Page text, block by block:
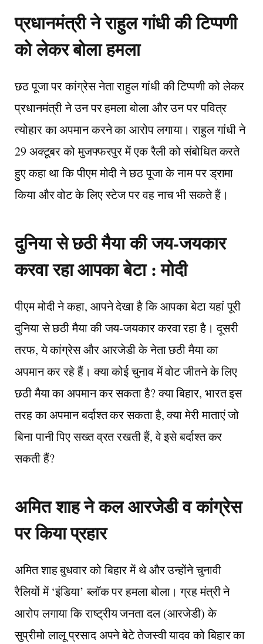
प्रधानमंत्री ने राहुल गांधी की टिप्पणी
को लेकर बोला हमला
छठ पूजा पर कांग्रेस नेता राहुल गांधी की टिप्पणी को लेकर
प्रधानमंत्री ने उन पर हमला बोला और उन पर पवित्र
त्योहार का अपमान करने का आरोप लगाया। राहुल गांधी ने
29 अक्टूबर को मुजफ्फरपुर में एक रैली को संबोधित करते
हुए कहा था कि पीएम मोदी ने छठ पूजा के नाम पर ड्रामा
किया और वोट के लिए स्टेज पर वह नाच भी सकते हैं।
दुनिया से छठी मैया की जय-जयकार
करवा रहा आपका बेटा : मोदी
पीएम मोदी ने कहा, आपने देखा है कि आपका बेटा यहां पूरी
दुनिया से छठी मैया की जय-जयकार करवा रहा है। दूसरी
तरफ, ये कांग्रेस और आरजेडी के नेता छठी मैया का
अपमान कर रहे हैं। क्या कोई चुनाव में वोट जीतने के लिए
छठी मैया का अपमान कर सकता है? क्या बिहार, भारत इस
तरह का अपमान बर्दाश्त कर सकता है, क्या मेरी माताएं जो
बिना पानी पिए सख्त व्रत रखती हैं, वे इसे बर्दाश्त कर
सकती हैं?
अमित शाह ने कल आरजेडी व कांग्रेस
पर किया प्रहार
अमित शाह बुधवार को बिहार में थे और उन्होंने चुनावी
रैलियों में ‘इंडिया’ ब्लॉक पर हमला बोला। ग्रह मंत्री ने
आरोप लगाया कि राष्ट्रीय जनता दल (आरजेडी) के
सुप्रीमो लालू प्रसाद अपने बेटे तेजस्वी यादव को बिहार का